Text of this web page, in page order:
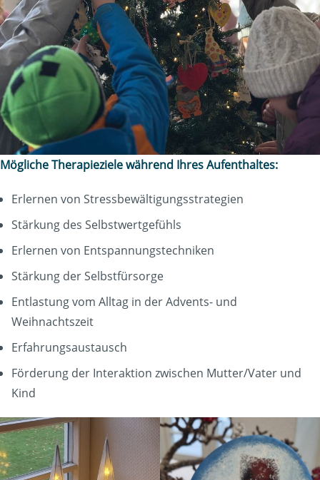
Mögliche Therapieziele während Ihres Aufenthaltes:
Erlernen von Stressbewältigungsstrategien
Stärkung des Selbstwertgefühls
Erlernen von Entspannungstechniken
Stärkung der Selbstfürsorge
Entlastung vom Alltag in der Advents- und
Weihnachtszeit
Erfahrungsaustausch
Förderung der Interaktion zwischen Mutter/Vater und
Kind